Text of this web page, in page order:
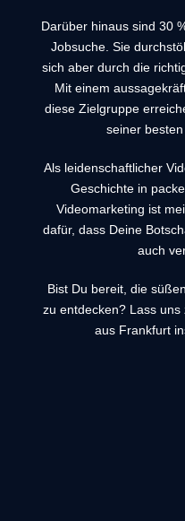
Darüber hinaus sind 30
Jobsuche. Sie
sich aber durch die
Mit einem
diese Zielgruppe
seiner
Als leidenschaftlicher
Geschichte in
Videomarketing ist
dafür, dass Deine
auch
Bist Du bereit, die
zu entdecken? Lass
aus Frankfurt